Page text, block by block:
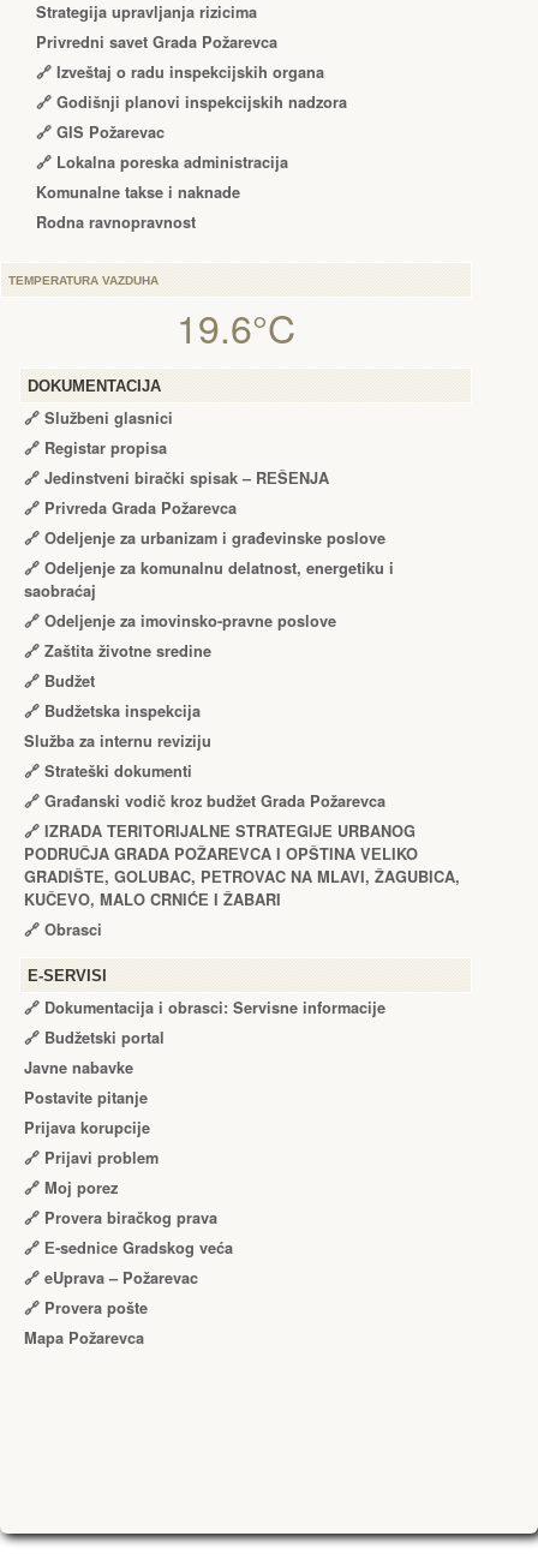
Strategija upravljanja rizicima
Privredni savet Grada Požarevca
🔗 Izveštaj o radu inspekcijskih organa
🔗 Godišnji planovi inspekcijskih nadzora
🔗 GIS Požarevac
🔗 Lokalna poreska administracija
Komunalne takse i naknade
Rodna ravnopravnost
TEMPERATURA VAZDUHA
19.6°C
DOKUMENTACIJA
🔗 Službeni glasnici
🔗 Registar propisa
🔗 Jedinstveni birački spisak – RЕŠЕNJA
🔗 Privreda Grada Požarevca
🔗 Odeljenje za urbanizam i građevinske poslove
🔗 Odeljenje za komunalnu delatnost, energetiku i
saobraćaj
🔗 Odeljenje za imovinsko-pravne poslove
🔗 Zaštita životne sredine
🔗 Budžet
🔗 Budžetska inspekcija
Služba za internu reviziju
🔗 Strateški dokumenti
🔗 Građanski vodič kroz budžet Grada Požarevca
🔗 IZRADA TЕRITORIJALNЕ STRATЕGIJЕ URBANOG
PODRUČJA GRADA POŽARЕVCA I OPŠTINA VЕLIKO
GRADIŠTЕ, GOLUBAC, PЕTROVAC NA MLAVI, ŽAGUBICA,
KUČЕVO, MALO CRNIĆЕ I ŽABARI
🔗 Obrasci
Е-SERVISI
🔗 Dokumentacija i obrasci: Servisne informacije
🔗 Budžetski portal
Javne nabavke
Postavite pitanje
Prijava korupcije
🔗 Prijavi problem
🔗 Moj porez
🔗 Provera biračkog prava
🔗 Е-sednice Gradskog veća
🔗 eUprava – Požarevac
🔗 Provera pošte
Mapa Požarevca